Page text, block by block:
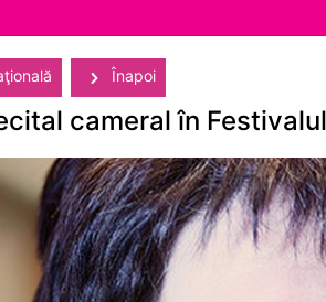
Înapoi
cameral în